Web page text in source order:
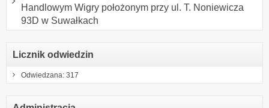
Handlowym Wigry położonym przy ul. T. Noniewicza
93D w Suwałkach
Licznik odwiedzin
Odwiedzana: 317